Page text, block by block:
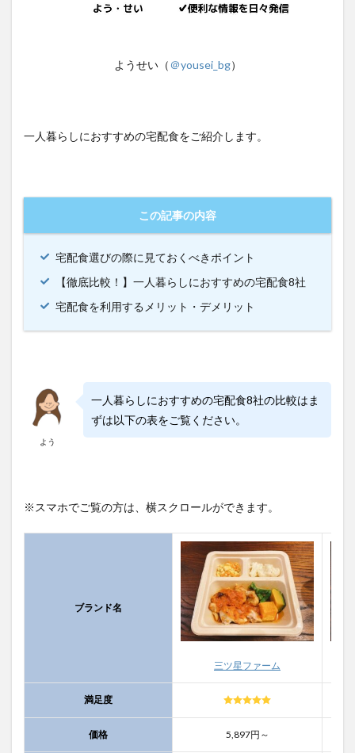
ようせい（ ＠yousei_bg）
一人暮らしにおすすめの宅配食をご紹介します。
この記事の内容
宅配食選びの際に見ておくべきポイント
【徹底比較！】一人暮らしにおすすめの宅配食8社
宅配食を利用するメリット・デメリット
よう
一人暮らしにおすすめの宅配食8社の比較はま
ずは以下の表をご覧ください。
※スマホでご覧の方は、横スクロールができます。
ブランド名
三ツ星ファーム
満足度
価格 5,897円～